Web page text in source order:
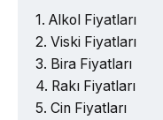
Alkol Fiyatları
Viski Fiyatları
Bira Fiyatları
Rakı Fiyatları
Cin Fiyatları